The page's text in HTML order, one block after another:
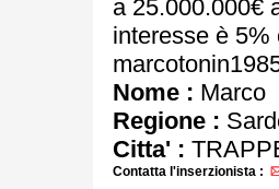
a 25.000.000€
interesse è 5%
Nome : Marco
Regione :
Citta' :
Contatta l'inserzionista :